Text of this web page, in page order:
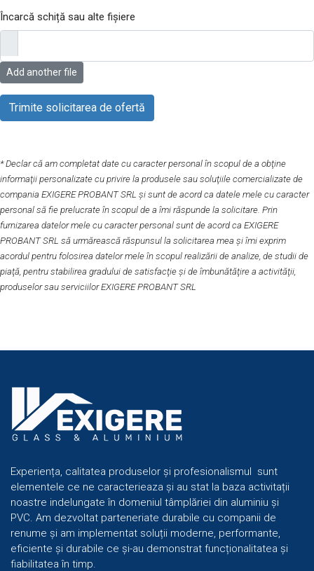
Încarcă schiță sau alte fișiere
Add another file
* Declar că am completat date cu caracter personal în scopul de a obţine
informaţii personalizate cu privire la produsele sau soluţiile comercializate de
compania EXIGERE PROBANT SRL și sunt de acord ca datele mele cu caracter
personal să fie prelucrate în scopul de a îmi răspunde la solicitare. Prin
furnizarea datelor mele cu caracter personal sunt de acord ca EXIGERE
PROBANT SRL să urmărească răspunsul la solicitarea mea şi îmi exprim
acordul pentru folosirea datelor mele în scopul realizării de analize, de studii de
piaţă, pentru stabilirea gradului de satisfacţie şi de îmbunătăţire a activităţii,
produselor sau serviciilor EXIGERE PROBANT SRL
Experiența, calitatea produselor și profesionalismul sunt
elementele ce ne caracterieaza și au stat la baza activitații
noastre indelungate în domeniul tâmplăriei din aluminiu și
PVC. Am dezvoltat parteneriate durabile cu companii de
renume și am implementat soluții moderne, performante,
eficiente și durabile ce și-au demonstrat funcționalitatea și
fiabilitatea în timp.